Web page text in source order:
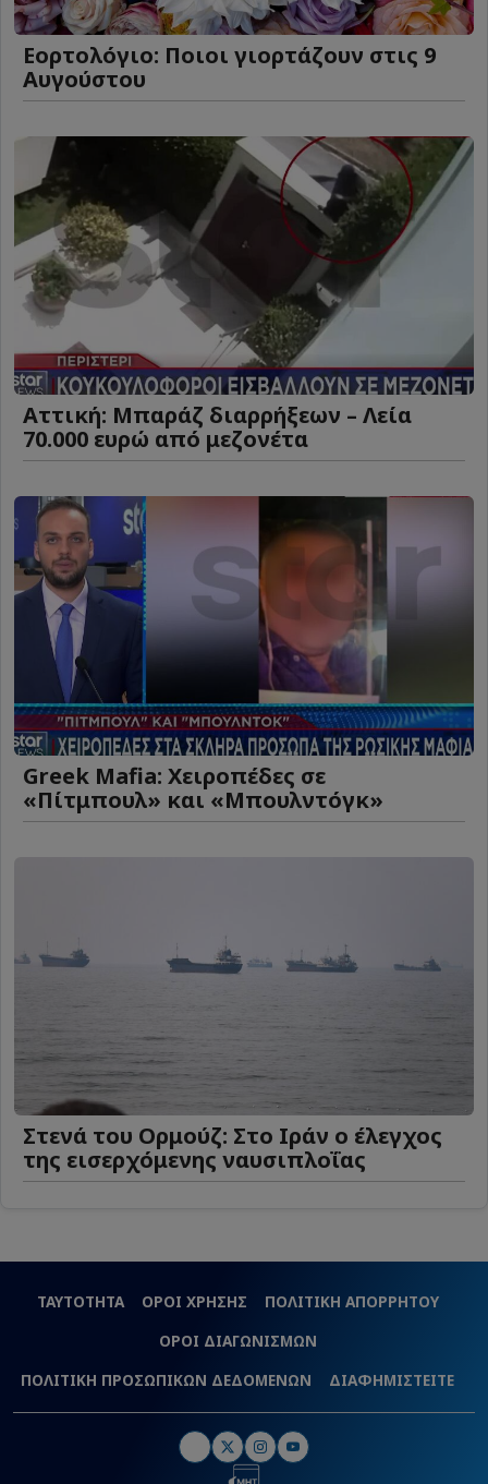
Εορτολόγιο: Ποιοι γιορτάζουν στις 9
Αυγούστου
Αττική: Μπαράζ διαρρήξεων – Λεία
70.000 ευρώ από μεζονέτα
Greek Mafia: Χειροπέδες σε
«Πίτμπουλ» και «Μπουλντόγκ»
Στενά του Ορμούζ: Στο Ιράν ο έλεγχος
της εισερχόμενης ναυσιπλοΐας
ΤΑΥΤΟΤΗΤΑ ΟΡΟΙ ΧΡΗΣΗΣ
ΠΟΛΙΤΙΚΗ ΑΠΟΡΡΗΤΟΥ
ΟΡΟΙ ΔΙΑΓΩΝΙΣΜΩΝ
ΠΟΛΙΤΙΚΗ ΠΡΟΣΩΠΙΚΩΝ ΔΕΔΟΜΕΝΩΝ
ΔΙΑΦΗΜΙΣΤΕΙΤΕ